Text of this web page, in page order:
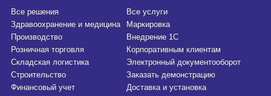
Все решения
Здравоохранение и медицина
Производство
Розничная торговля
Складская логистика
Строительство
Финансовый учет
Все услуги
Маркировка
Внедрение 1С
Корпоративным клиентам
Электронный документооборот
Заказать демонстрацию
Доставка и установка